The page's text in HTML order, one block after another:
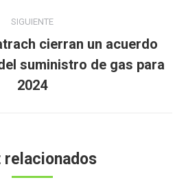
SIGUIENTE
Publicación
siguiente:
cierran un acuerdo
suministro de gas para
2024
relacionados